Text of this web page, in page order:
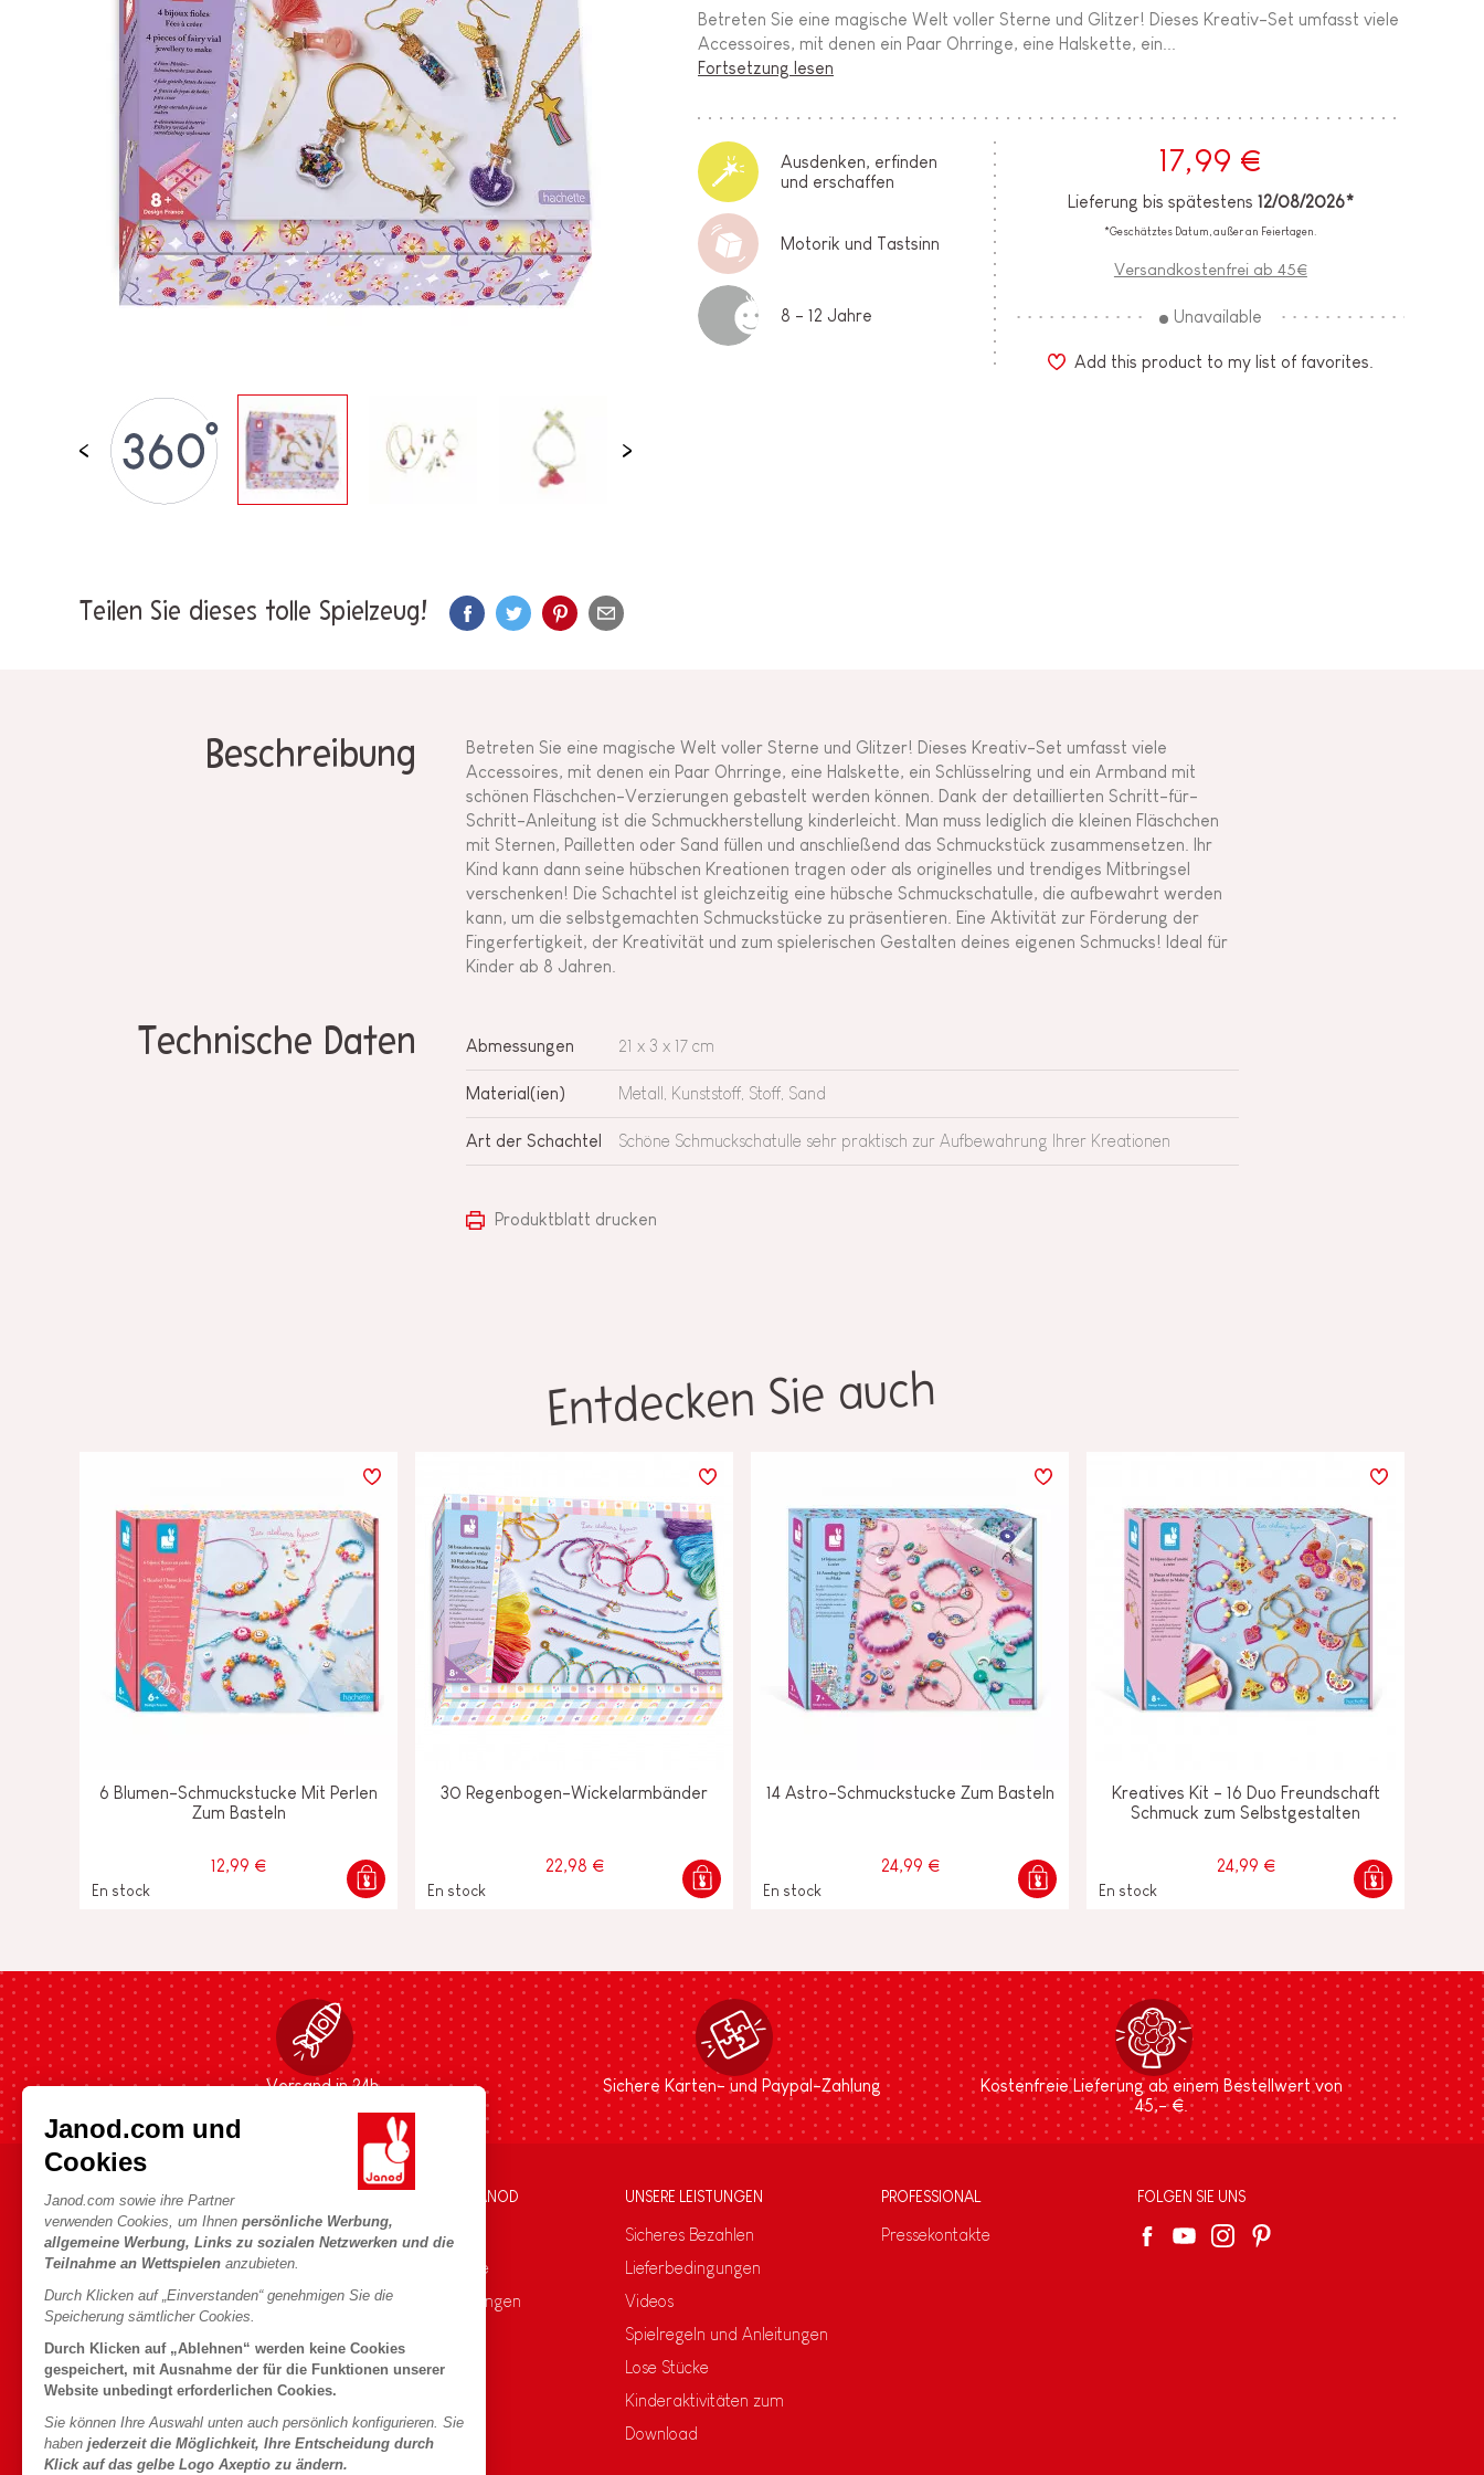
Janod.com und
Cookies
Janod.com sowie ihre Partner
verwenden Cookies, um Ihnen persönliche Werbung,
allgemeine Werbung, Links zu sozialen Netzwerken und die
Teilnahme an Wettspielen anzubieten.
Durch Klicken auf „Einverstanden“ genehmigen Sie die
Speicherung sämtlicher Cookies.
Durch Klicken auf „Ablehnen“ werden keine Cookies
gespeichert, mit Ausnahme der für die Funktionen unserer
Website unbedingt erforderlichen Cookies.
Sie können Ihre Auswahl unten auch persönlich konfigurieren. Sie
haben jederzeit die Möglichkeit, Ihre Entscheidung durch
Klick auf das gelbe Logo Axeptio zu ändern.
BABY &
KLEINKINDSPIELZEUG
ROLLENSPIEL
SPIELWELTEN
OUTDOOR
TAFEL, MÖBEL &
DEKORATIONEN
LOSE STÜCKE
Betreten Sie eine magische Welt voller Sterne und Glitzer! Dieses Kreativ-Set umfasst viele
Accessoires, mit denen ein Paar Ohrringe, eine Halskette, ein...
Fortsetzung lesen
Ausdenken, erfinden
und erschaffen
Motorik und Tastsinn
8 - 12 Jahre
17,99 €
Lieferung bis spätestens 12/08/2026*
*Geschätztes Datum, außer an Feiertagen.
Versandkostenfrei ab 45€
Unavailable
Add this product to my list of favorites.
Teilen Sie dieses tolle Spielzeug!
Beschreibung
Betreten Sie eine magische Welt voller Sterne und Glitzer! Dieses Kreativ-Set umfasst viele
Accessoires, mit denen ein Paar Ohrringe, eine Halskette, ein Schlüsselring und ein Armband mit
schönen Fläschchen-Verzierungen gebastelt werden können. Dank der detaillierten Schritt-für-
Schritt-Anleitung ist die Schmuckherstellung kinderleicht. Man muss lediglich die kleinen Fläschchen
mit Sternen, Pailletten oder Sand füllen und anschließend das Schmuckstück zusammensetzen. Ihr
Kind kann dann seine hübschen Kreationen tragen oder als originelles und trendiges Mitbringsel
verschenken! Die Schachtel ist gleichzeitig eine hübsche Schmuckschatulle, die aufbewahrt werden
kann, um die selbstgemachten Schmuckstücke zu präsentieren. Eine Aktivität zur Förderung der
Fingerfertigkeit, der Kreativität und zum spielerischen Gestalten deines eigenen Schmucks! Ideal für
Kinder ab 8 Jahren.
Technische Daten Abmessungen 21 x 3 x 17 cm
Material(ien) Metall, Kunststoff, Stoff, Sand
Art der Schachtel Schöne Schmuckschatulle sehr praktisch zur Aufbewahrung Ihrer Kreationen
Produktblatt drucken
Entdecken Sie auch
6 Blumen-Schmuckstucke Mit Perlen
Zum Basteln
12,99 €
En stock
30 Regenbogen-Wickelarmbänder
22,98 €
En stock
14 Astro-Schmuckstucke Zum Basteln
24,99 €
En stock
Kreatives Kit - 16 Duo Freundschaft
Schmuck zum Selbstgestalten
24,99 €
En stock
Versand in 24h Sichere Karten- und Paypal-Zahlung
Kostenfreie Lieferung ab einem Bestellwert von
45,- €.
HILFE & INFORMATIONEN
Verkaufsbedingungen
FAQ
Kontakt
Produktrückruf
Persönliche daten
Cookies
Bedingungen für Angebote
DIE WELT VON JANOD
Die Geschichte
Unsere Expertise
CSR-Verpflichtungen
UNSERE LEISTUNGEN
Sicheres Bezahlen
Lieferbedingungen
Videos
Spielregeln und Anleitungen
Lose Stücke
Kinderaktivitäten zum
Download
PROFESSIONAL
Pressekontakte
FOLGEN SIE UNS